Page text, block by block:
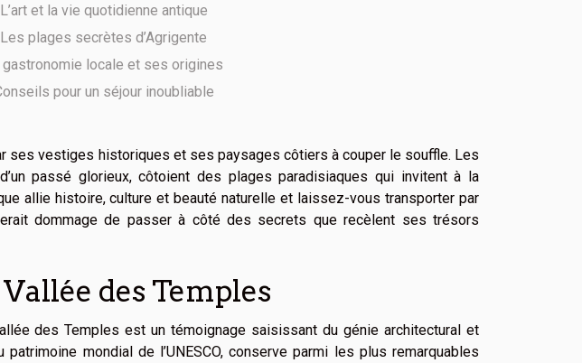
L’art et la vie quotidienne antique
Les plages secrètes d’Agrigente
gastronomie locale et ses origines
pour un séjour inoubliable
ses vestiges historiques et ses paysages côtiers à couper le souffle. Les
passé glorieux, côtoient des plages paradisiaques qui invitent à la
allie histoire, culture et beauté naturelle et laissez-vous transporter par
dommage de passer à côté des secrets que recèlent ses trésors
des Temples
des Temples est un témoignage saisissant du génie architectural et
mondial de l’UNESCO, conserve parmi les plus remarquables